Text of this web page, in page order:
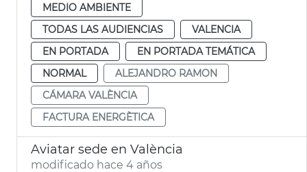
MEDIO AMBIENTE
TODAS LAS AUDIENCIAS
VALENCIA
EN PORTADA
EN PORTADA TEMÁTICA
NORMAL
ALEJANDRO RAMON
CÁMARA VALÈNCIA
FACTURA ENERGÈTICA
Aviatar sede en València
modificado hace 4 años